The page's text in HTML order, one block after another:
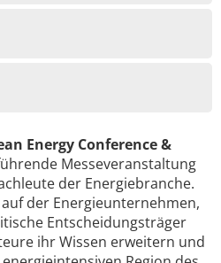
Energy Conference &
Messeveranstaltung
der Energiebranche.
der Energieunternehmen,
Entscheidungsträger
ihr Wissen erweitern und